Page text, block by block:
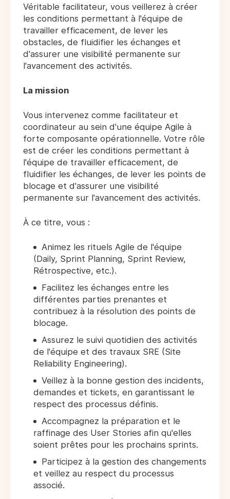
Véritable facilitateur, vous veillerez à créer
les conditions permettant à l'équipe de
travailler efficacement, de lever les
obstacles, de fluidifier les échanges et
d'assurer une visibilité permanente sur
l'avancement des activités.
La mission
Vous intervenez comme facilitateur et
coordinateur au sein d'une équipe Agile à
forte composante opérationnelle. Votre rôle
est de créer les conditions permettant à
l'équipe de travailler efficacement, de
fluidifier les échanges, de lever les points de
blocage et d'assurer une visibilité
permanente sur l'avancement des activités.
À ce titre, vous :
Animez les rituels Agile de l'équipe
(Daily, Sprint Planning, Sprint Review,
Rétrospective, etc.).
Facilitez les échanges entre les
différentes parties prenantes et
contribuez à la résolution des points de
blocage.
Assurez le suivi quotidien des activités
de l'équipe et des travaux SRE (Site
Reliability Engineering).
Veillez à la bonne gestion des incidents,
demandes et tickets, en garantissant le
respect des processus définis.
Accompagnez la préparation et le
raffinage des User Stories afin qu'elles
soient prêtes pour les prochains sprints.
Participez à la gestion des changements
et veillez au respect du processus
associé.